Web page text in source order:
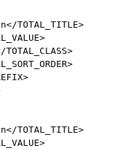
TOTAL_TITLE>
TOTAL_CLASS>
TOTAL_TITLE>